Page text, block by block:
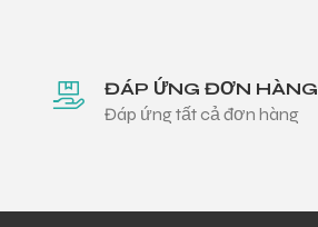
ĐÁP ỨNG ĐƠN HÀNG
Đáp ứng tất cả đơn hàng